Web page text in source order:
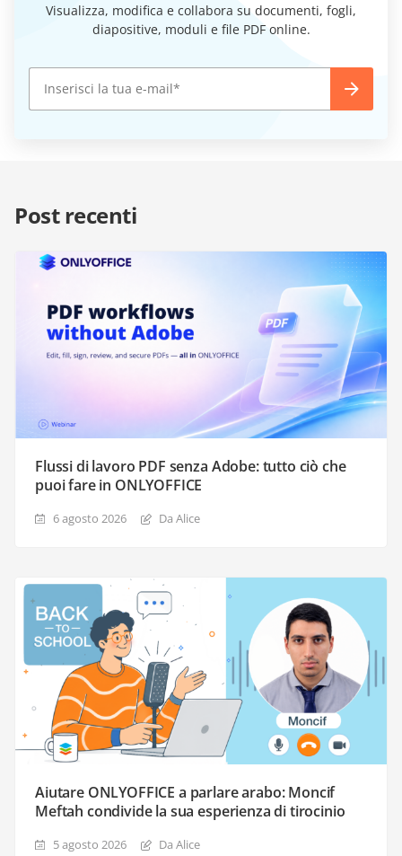
Visualizza, modifica e collabora su documenti, fogli,
diapositive, moduli e file PDF online.
Post recenti
Flussi di lavoro PDF senza Adobe: tutto ciò che
puoi fare in ONLYOFFICE
6 agosto 2026 Da Alice
Aiutare ONLYOFFICE a parlare arabo: Moncif
Meftah condivide la sua esperienza di tirocinio
5 agosto 2026 Da Alice